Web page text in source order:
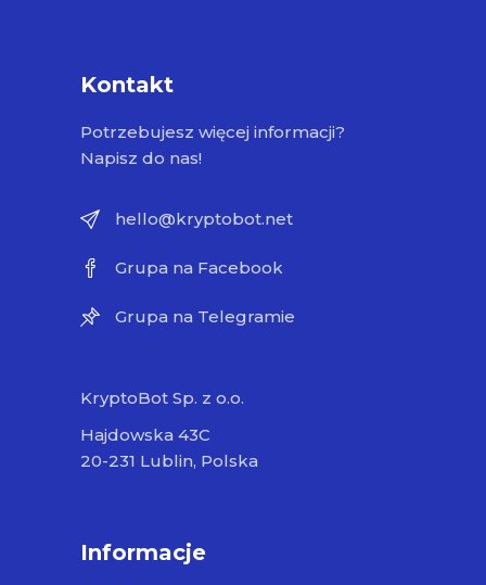
Kontakt
Potrzebujesz więcej informacji?
Napisz do nas!
hello@kryptobot.net
Grupa na Facebook
Grupa na Telegramie
KryptoBot Sp. z o.o.
Hajdowska 43C
20-231 Lublin, Polska
Informacje